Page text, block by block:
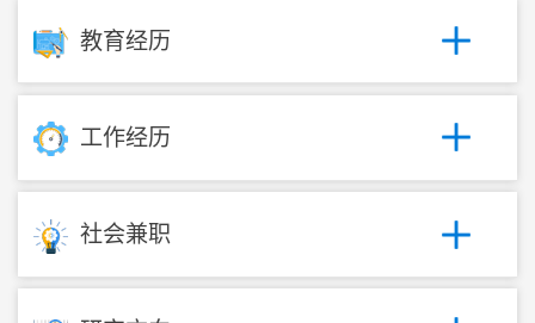
教育经历
工作经历
社会兼职